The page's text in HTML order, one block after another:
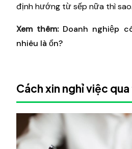
định hướng từ sếp nữa thì sao.
Xem thêm: Doanh nghiệp
nhiêu là ổn?
Cách xin nghỉ việc qua